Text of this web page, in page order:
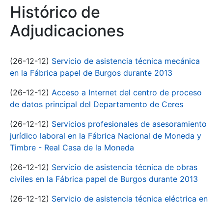
Histórico de
Adjudicaciones
(26-12-12) Servicio de asistencia técnica mecánica
en la Fábrica papel de Burgos durante 2013
(26-12-12) Acceso a Internet del centro de proceso
de datos principal del Departamento de Ceres
(26-12-12) Servicios profesionales de asesoramiento
jurídico laboral en la Fábrica Nacional de Moneda y
Timbre - Real Casa de la Moneda
(26-12-12) Servicio de asistencia técnica de obras
civiles en la Fábrica papel de Burgos durante 2013
(26-12-12) Servicio de asistencia técnica eléctrica en